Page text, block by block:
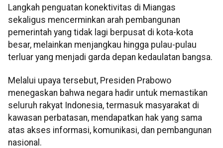
Langkah penguatan konektivitas di Miangas
sekaligus mencerminkan arah pembangunan
pemerintah yang tidak lagi berpusat di kota-kota
besar, melainkan menjangkau hingga pulau-pulau
terluar yang menjadi garda depan kedaulatan bangsa.
Melalui upaya tersebut, Presiden Prabowo
menegaskan bahwa negara hadir untuk memastikan
seluruh rakyat Indonesia, termasuk masyarakat di
kawasan perbatasan, mendapatkan hak yang sama
atas akses informasi, komunikasi, dan pembangunan
nasional.